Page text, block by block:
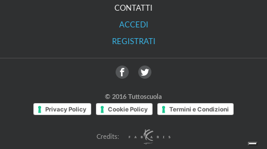
CONTATTI
ACCEDI
REGISTRATI
© 2016 Tuttoscuola
Privacy Policy Cookie Policy Termini e Condizioni
Credits: